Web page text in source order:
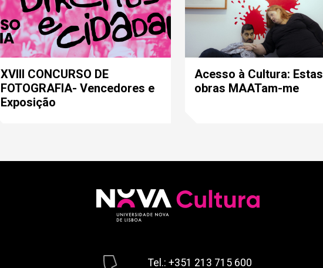
XVIII CONCURSO DE
FOTOGRAFIA- Vencedores e
Exposição
Acesso à Cultura: Estas
obras MAATam-me
Tel.: +351 213 715 600